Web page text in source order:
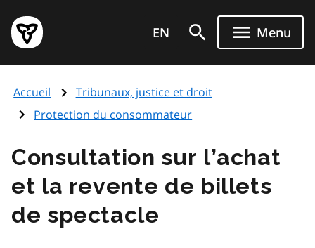
au
contenu
principal
Page
d'accueil
de
l'Ontario
EN Menu
Accueil
Tribunaux, justice et droit
Protection du consommateur
Consultation sur l’achat
et la revente de billets
de spectacle